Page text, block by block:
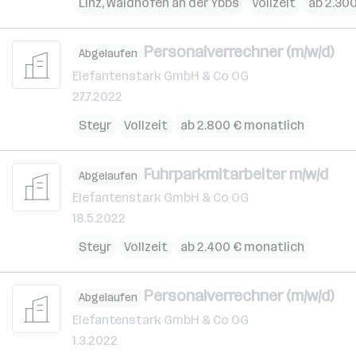
Abgelaufen Personalverrechner (m/w/d)
Elefantenstark GmbH & Co OG
27.7.2022
Steyr
Vollzeit ab 2.800 € monatlich
Abgelaufen Fuhrparkmitarbeiter m/w/d
Elefantenstark GmbH & Co OG
18.5.2022
Steyr
Vollzeit ab 2.400 € monatlich
Abgelaufen Personalverrechner (m/w/d)
Elefantenstark GmbH & Co OG
1.3.2022